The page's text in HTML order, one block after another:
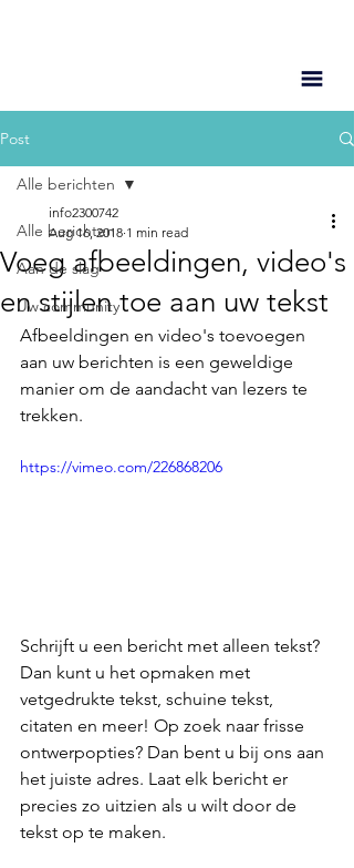
Post
Alle berichten
Aan de slag
Uw community
Alle berichten
Voeg afbeeldingen, video's
en stijlen toe aan uw tekst
info2300742
Aug 16, 2018 1 min read
Afbeeldingen en video's toevoegen
aan uw berichten is een geweldige
manier om de aandacht van lezers te
trekken.
https://vimeo.com/226868206
Schrijft u een bericht met alleen tekst?
Dan kunt u het opmaken met
vetgedrukte tekst, schuine tekst,
citaten en meer! Op zoek naar frisse
ontwerpopties? Dan bent u bij ons aan
het juiste adres. Laat elk bericht er
precies zo uitzien als u wilt door de
tekst op te maken.